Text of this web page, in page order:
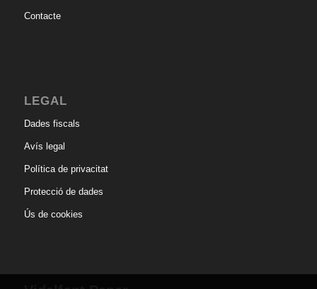
Contacte
LEGAL
Dades fiscals
Avís legal
Política de privacitat
Protecció de dades
Ús de cookies